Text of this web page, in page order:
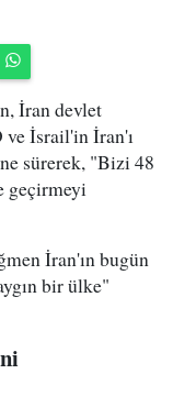
İran devlet
İsrail'in İran'ı
sürerek, "Bizi 48
geçirmeyi
İran'ın bugün
bir ülke"